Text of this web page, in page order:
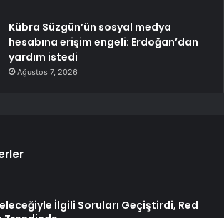
Kübra Süzgün’ün sosyal medya
hesabına erişim engeli: Erdoğan’dan
yardım istedi
Ağustos 7, 2026
İlgili Soruları Geçiştirdi, Red